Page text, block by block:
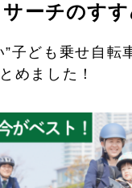
ーチのす
子ども乗せ自転
めました！